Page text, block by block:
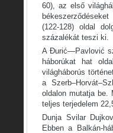
60), az első
(122-128) oldal
százalékát teszi ki.
A Đurić—Pavlović
háborúkat hat
világháborús
a
oldalon mutatja be.
teljes terjedelem
Dunja Svilar
Ebben a Balkán-